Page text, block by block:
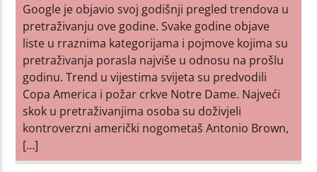
Google je objavio svoj godišnji pregled trendova u
pretraživanju ove godine. Svake godine objave
liste u rraznima kategorijama i pojmove kojima su
pretraživanja porasla najviše u odnosu na prošlu
godinu. Trend u vijestima svijeta su predvodili
Copa America i požar crkve Notre Dame. Najveći
skok u pretraživanjima osoba su doživjeli
kontroverzni američki nogometaš Antonio Brown,
[…]